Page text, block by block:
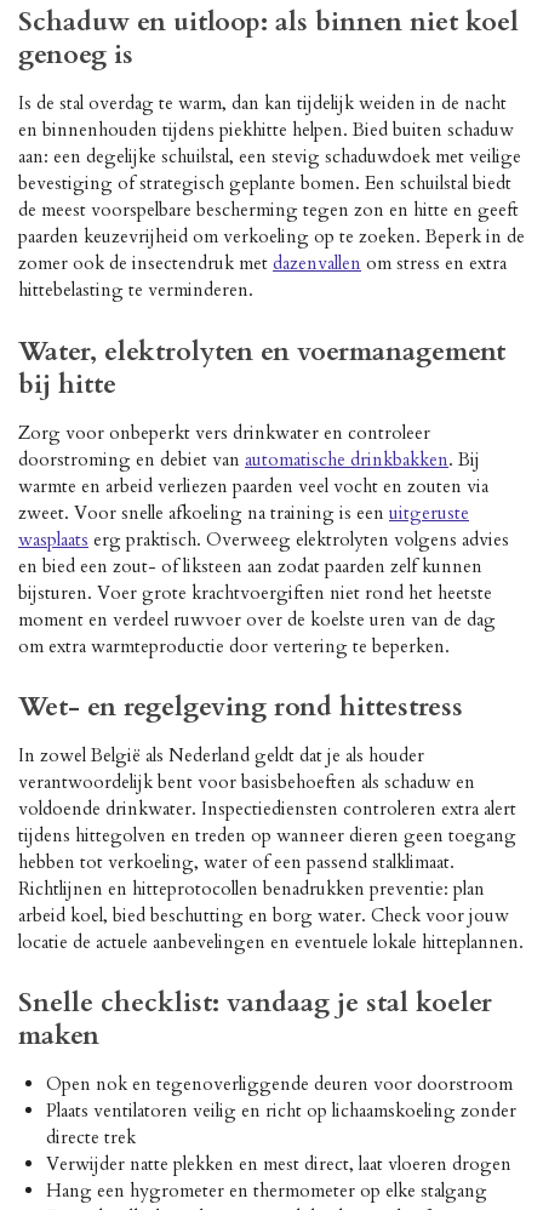
Schaduw en uitloop: als binnen niet koel
genoeg is
Is de stal overdag te warm, dan kan tijdelijk weiden in de nacht
en binnenhouden tijdens piekhitte helpen. Bied buiten schaduw
aan: een degelijke schuilstal, een stevig schaduwdoek met veilige
bevestiging of strategisch geplante bomen. Een schuilstal biedt
de meest voorspelbare bescherming tegen zon en hitte en geeft
paarden keuzevrijheid om verkoeling op te zoeken. Beperk in de
zomer ook de insectendruk met dazenvallen om stress en extra
hittebelasting te verminderen.
Water, elektrolyten en voermanagement
bij hitte
Zorg voor onbeperkt vers drinkwater en controleer
doorstroming en debiet van automatische drinkbakken. Bij
warmte en arbeid verliezen paarden veel vocht en zouten via
zweet. Voor snelle afkoeling na training is een uitgeruste
wasplaats erg praktisch. Overweeg elektrolyten volgens advies
en bied een zout- of liksteen aan zodat paarden zelf kunnen
bijsturen. Voer grote krachtvoergiften niet rond het heetste
moment en verdeel ruwvoer over de koelste uren van de dag
om extra warmteproductie door vertering te beperken.
Wet- en regelgeving rond hittestress
In zowel België als Nederland geldt dat je als houder
verantwoordelijk bent voor basisbehoeften als schaduw en
voldoende drinkwater. Inspectiediensten controleren extra alert
tijdens hittegolven en treden op wanneer dieren geen toegang
hebben tot verkoeling, water of een passend stalklimaat.
Richtlijnen en hitteprotocollen benadrukken preventie: plan
arbeid koel, bied beschutting en borg water. Check voor jouw
locatie de actuele aanbevelingen en eventuele lokale hitteplannen.
Snelle checklist: vandaag je stal koeler
maken
Open nok en tegenoverliggende deuren voor doorstroom
Plaats ventilatoren veilig en richt op lichaamskoeling zonder
directe trek
Verwijder natte plekken en mest direct, laat vloeren drogen
Hang een hygrometer en thermometer op elke stalgang